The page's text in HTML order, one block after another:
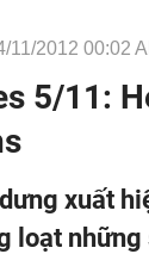
11/2012 00:02
5/11:
xuất
loạt